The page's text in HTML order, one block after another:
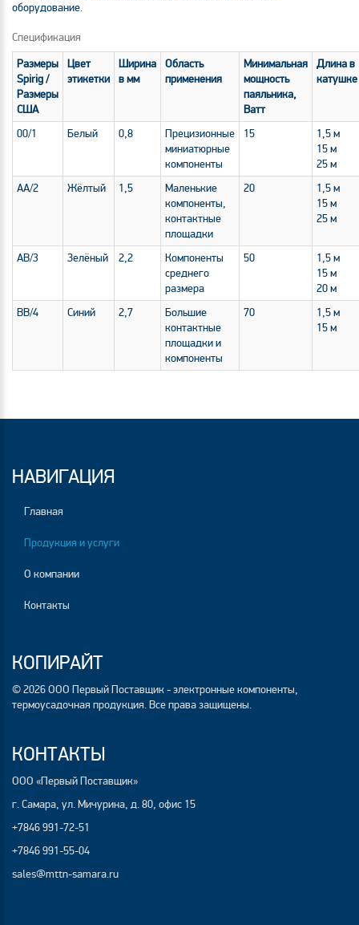
оборудование.
Спецификация
Размеры
Spirig /
Размеры
США
Цвет
этикетки
Ширина
в мм
Область
применения
Минимальная
мощность
паяльника,
Ватт
Длина в
катушке
00/1 Белый 0,8
Прецизионные
миниатюрные
компоненты
15
1,5 м
15 м
25 м
AA/2
Жёлтый 1,5
Маленькие
компоненты,
контактные
площадки
20
1,5 м
15 м
25 м
AB/3 Зелёный 2,2
Компоненты
среднего
размера
50
1,5 м
15 м
20 м
BB/4
Синий 2,7
Большие
контактные
площадки и
компоненты
70
1,5 м
15 м
НАВИГАЦИЯ
Главная
Продукция и услуги
О компании
Контакты
КОПИРАЙТ
© 2026 ООО Первый Поставщик - электронные компоненты,
термоусадочная продукция. Все права защищены.
КОНТАКТЫ
ООО «Первый Поставщик»
г. Самара, ул. Мичурина, д. 80, офис 15
+7846 991-72-51
+7846 991-55-04
sales@mttn-samara.ru